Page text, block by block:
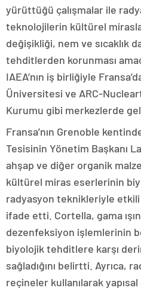
yürüttüğü çalışmalar ile
teknolojilerin kültürel
değişikliği, nem ve sıcaklık
tehditlerden korunması
IAEA’nın iş birliğiyle
Üniversitesi ve ARC-
Kurumu gibi merkezlerde
Fransa’nın Grenoble
Tesisinin Yönetim Başkanı
ahşap ve diğer organik
kültürel miras eserlerinin
radyasyon teknikleriyle
ifade etti. Cortella, gama
dezenfeksiyon işlemlerinin
biyolojik tehditlere karşı
sağladığını belirtti. Ayrıca,
reçineler kullanılarak yapısal